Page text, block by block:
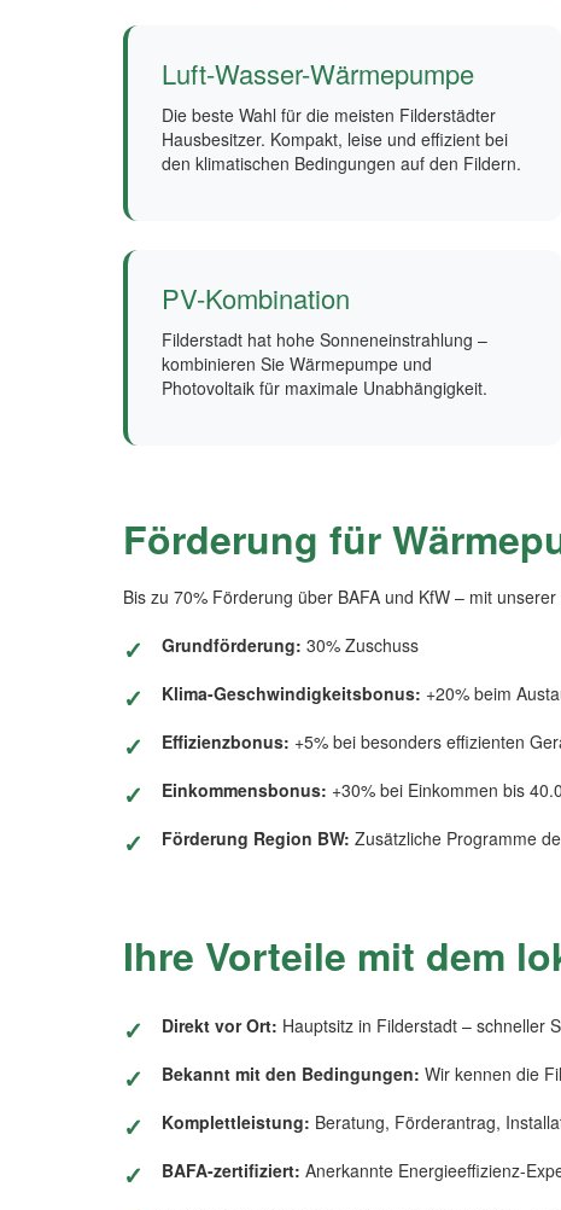
Luft-Wasser-Wärmepumpe
Die beste Wahl für die meisten Filderstädter
Hausbesitzer. Kompakt, leise und effizient bei
den klimatischen Bedingungen auf den Fildern.
PV-Kombination
Filderstadt hat hohe Sonneneinstrahlung –
kombinieren Sie Wärmepumpe und
Photovoltaik für maximale Unabhängigkeit.
Förderung für
Bis zu 70% Förderung über BAFA und KfW – mit
Grundförderung: 30% Zuschuss
Klima-Geschwindigkeitsbonus: +20% beim
Effizienzbonus: +5% bei besonders effizienten
Einkommensbonus: +30% bei Einkommen bis
Förderung Region BW: Zusätzliche Programme
Ihre Vorteile mit dem
Direkt vor Ort: Hauptsitz in Filderstadt – schneller
Bekannt mit den Bedingungen: Wir kennen die
Komplettleistung: Beratung, Förderantrag,
BAFA-zertifiziert: Anerkannte Energieeffizienz-